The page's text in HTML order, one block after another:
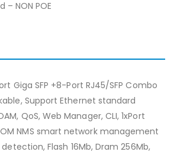
– NON POE
Giga SFP +8-Port RJ45/SFP Combo
Support Ethernet standard
QoS, Web Manager, CLI, 1xPort
NMS smart network management
Flash 16Mb, Dram 256Mb,